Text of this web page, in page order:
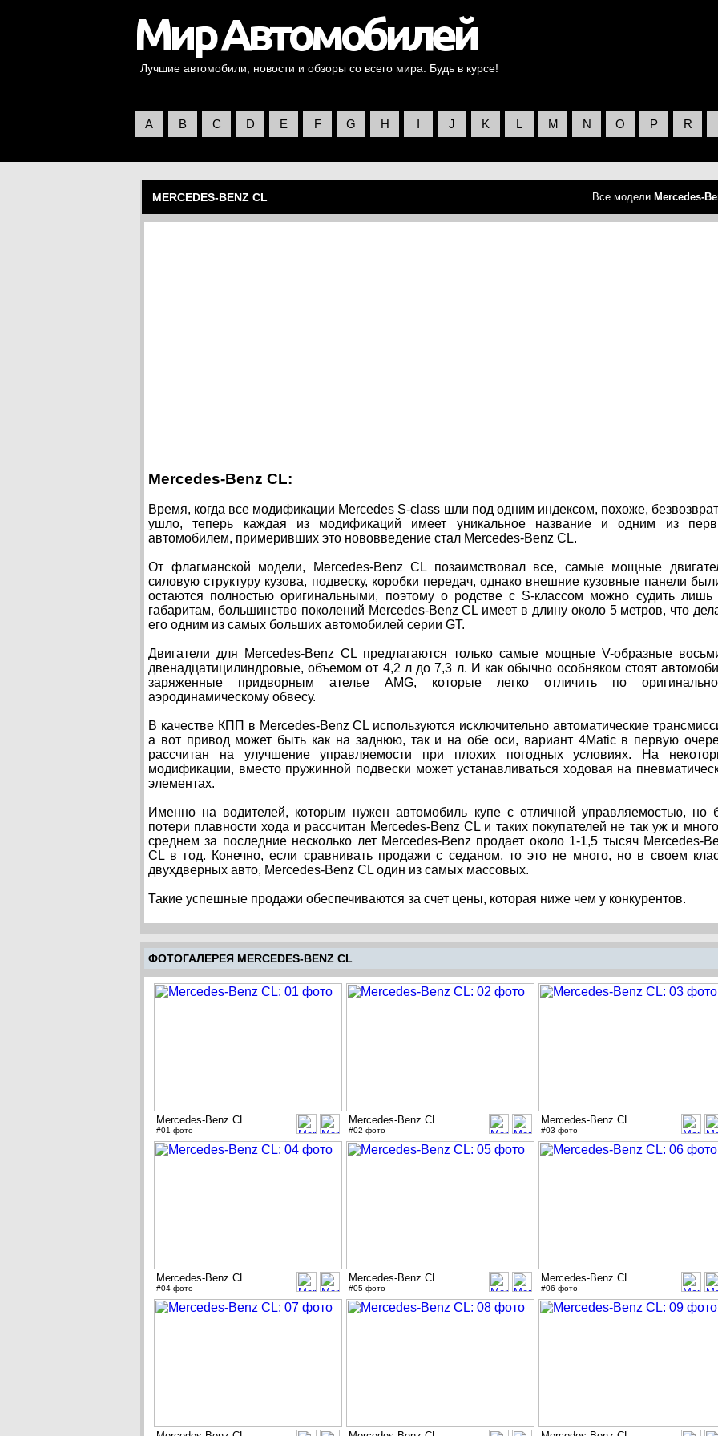
Лучшие автомобили, новости и обзоры со всего мира. Будь в курсе!
A B C D E F G H I J K L M N O P R
MERCEDES-BENZ CL Все модели Mercedes-
Mercedes-Benz CL:
Время, когда все модификации Mercedes S-class шли под одним индексом, похоже,
ушло, теперь каждая из модификаций имеет уникальное название и одним из
автомобилем, примеривших это нововведение стал Mercedes-Benz CL.
От флагманской модели, Mercedes-Benz CL позаимствовал все, самые мощные
силовую структуру кузова, подвеску, коробки передач, однако внешние кузовные панели
остаются полностью оригинальными, поэтому о родстве с S-классом можно судить лишь
габаритам, большинство поколений Mercedes-Benz CL имеет в длину около 5 метров, что
его одним из самых больших автомобилей серии GT.
Двигатели для Mercedes-Benz CL предлагаются только самые мощные V-образные
двенадцатицилиндровые, объемом от 4,2 л до 7,3 л. И как обычно особняком стоят
заряженные придворным ателье AMG, которые легко отличить по
аэродинамическому обвесу.
В качестве КПП в Mercedes-Benz CL используются исключительно автоматические
а вот привод может быть как на заднюю, так и на обе оси, вариант 4Matic в первую
рассчитан на улучшение управляемости при плохих погодных условиях. На
модификации, вместо пружинной подвески может устанавливаться ходовая на
элементах.
Именно на водителей, которым нужен автомобиль купе с отличной управляемостью, но
потери плавности хода и рассчитан Mercedes-Benz CL и таких покупателей не так уж и
среднем за последние несколько лет Mercedes-Benz продает около 1-1,5 тысяч Mercedes-
CL в год. Конечно, если сравнивать продажи с седаном, то это не много, но в своем
двухдверных авто, Mercedes-Benz CL один из самых массовых.
Такие успешные продажи обеспечиваются за счет цены, которая ниже чем у конкурентов.
ФОТОГАЛЕРЕЯ MERCEDES-BENZ CL
Mercedes-Benz CL
#01 фото
Mercedes-Benz CL
#02 фото
Mercedes-Benz CL
#03 фото
Mercedes-Benz CL
#04 фото
Mercedes-Benz CL
#05 фото
Mercedes-Benz CL
#06 фото